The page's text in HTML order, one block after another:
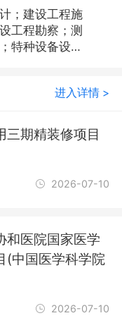
；建设工程施
工程勘察；测
特种设备设
动，具体经营
咨询业务；工
程；技术服
防技术服务；
治理与修复服
售；机械设备
销售；冶金专
用设备销售；
化学品）；会
须经批准的项
进入详情 >
三期精装修项目
2026-07-10
和医院国家医学
(中国医学科学院
2026-07-10